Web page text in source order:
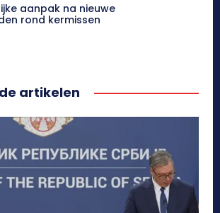
aanpak na nieuwe
rond kermissen
artikelen